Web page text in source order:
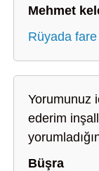
Mehmet
Rüyada
Yorumunuz
ederim
Büşra